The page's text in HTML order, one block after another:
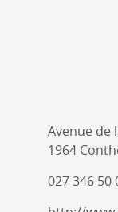
Avenue de
1964
027 346 50